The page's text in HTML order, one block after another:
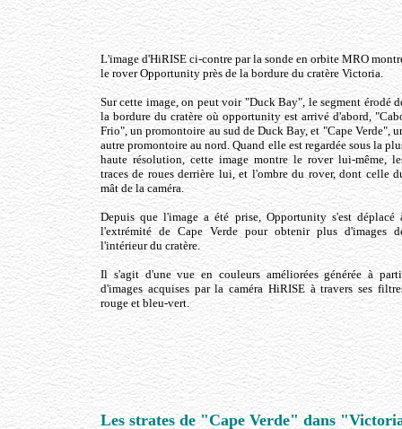
L'image d'HiRISE ci-contre par la sonde en orbite MRO
le rover Opportunity près de la bordure du cratère Victoria.
Sur cette image, on peut voir "Duck Bay", le segment érodé
la bordure du cratère où opportunity est arrivé d'abord,
Frio", un promontoire au sud de Duck Bay, et "Cape Verde",
autre promontoire au nord. Quand elle est regardée sous la
haute résolution, cette image montre le rover lui-même,
traces de roues derrière lui, et l'ombre du rover, dont celle
mât de la caméra.
Depuis que l'image a été prise, Opportunity s'est déplacé
l'extrémité de Cape Verde pour obtenir plus d'images
l'intérieur du cratère.
Il s'agit d'une vue en couleurs améliorées générée à
d'images acquises par la caméra HiRISE à travers ses
rouge et bleu-vert.
Les strates de "Cape Verde" dans